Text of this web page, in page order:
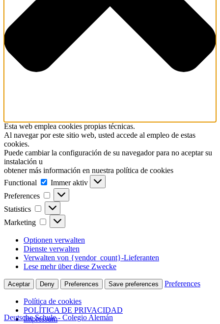
Esta web emplea cookies propias técnicas.
Al navegar por este sitio web, usted accede al empleo de estas
cookies.
Puede cambiar la configuración de su navegador para no aceptar su
instalación u
obtener más información en nuestra política de cookies
Functional
Functional
Immer aktiv
Preferences
Preferences
Statistics Statistics
Marketing Marketing
Optionen verwalten
Dienste verwalten
Verwalten von {vendor_count}-Lieferanten
Lese mehr über diese Zwecke
Aceptar Deny Preferences Save preferences Preferences
Política de cookies
POLÍTICA DE PRIVACIDAD
Impressum
Deutsche Schule - Colegio Alemán